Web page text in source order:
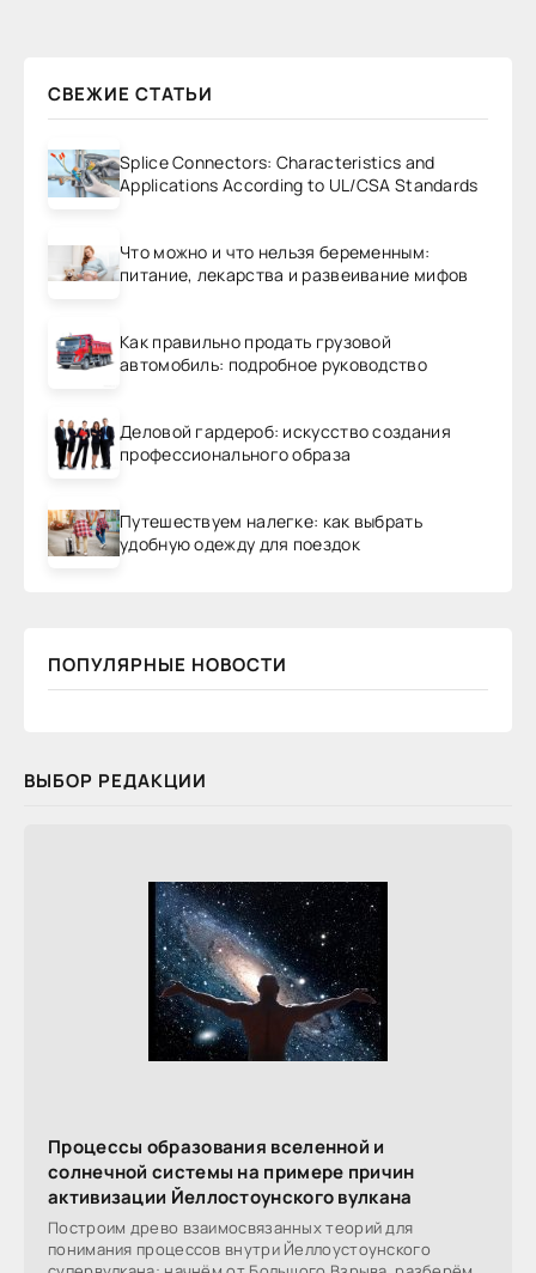
СВЕЖИЕ СТАТЬИ
Splice Connectors: Characteristics and
Applications According to UL/CSA Standards
Что можно и что нельзя беременным:
питание, лекарства и развеивание мифов
Как правильно продать грузовой
автомобиль: подробное руководство
Деловой гардероб: искусство создания
профессионального образа
Путешествуем налегке: как выбрать
удобную одежду для поездок
ПОПУЛЯРНЫЕ НОВОСТИ
ВЫБОР РЕДАКЦИИ
Процессы образования вселенной и
солнечной системы на примере причин
активизации Йеллостоунского вулкана
Построим древо взаимосвязанных теорий для
понимания процессов внутри Йеллоустоунского